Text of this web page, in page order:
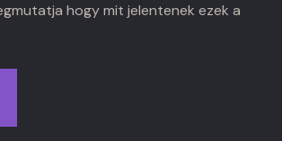
hogy mit jelentenek ezek a